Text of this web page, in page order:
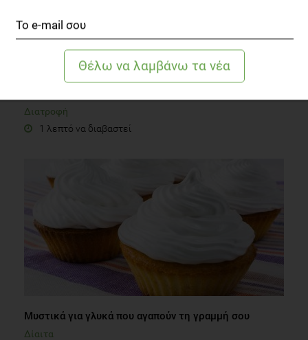
Διατροφή
1 λεπτό να διαβαστεί
Μυστικά για γλυκά που αγαπούν τη γραμμή σου
Δίαιτα